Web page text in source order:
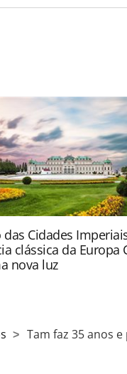
turismo/
ou
pela PANROTAS
Não reproduza o
Cidades
clássica da Europa
nova luz
Tam faz 35 anos